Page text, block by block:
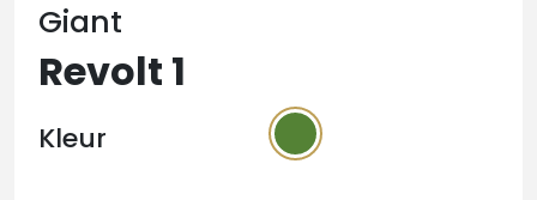
Giant
Revolt 1
Kleur